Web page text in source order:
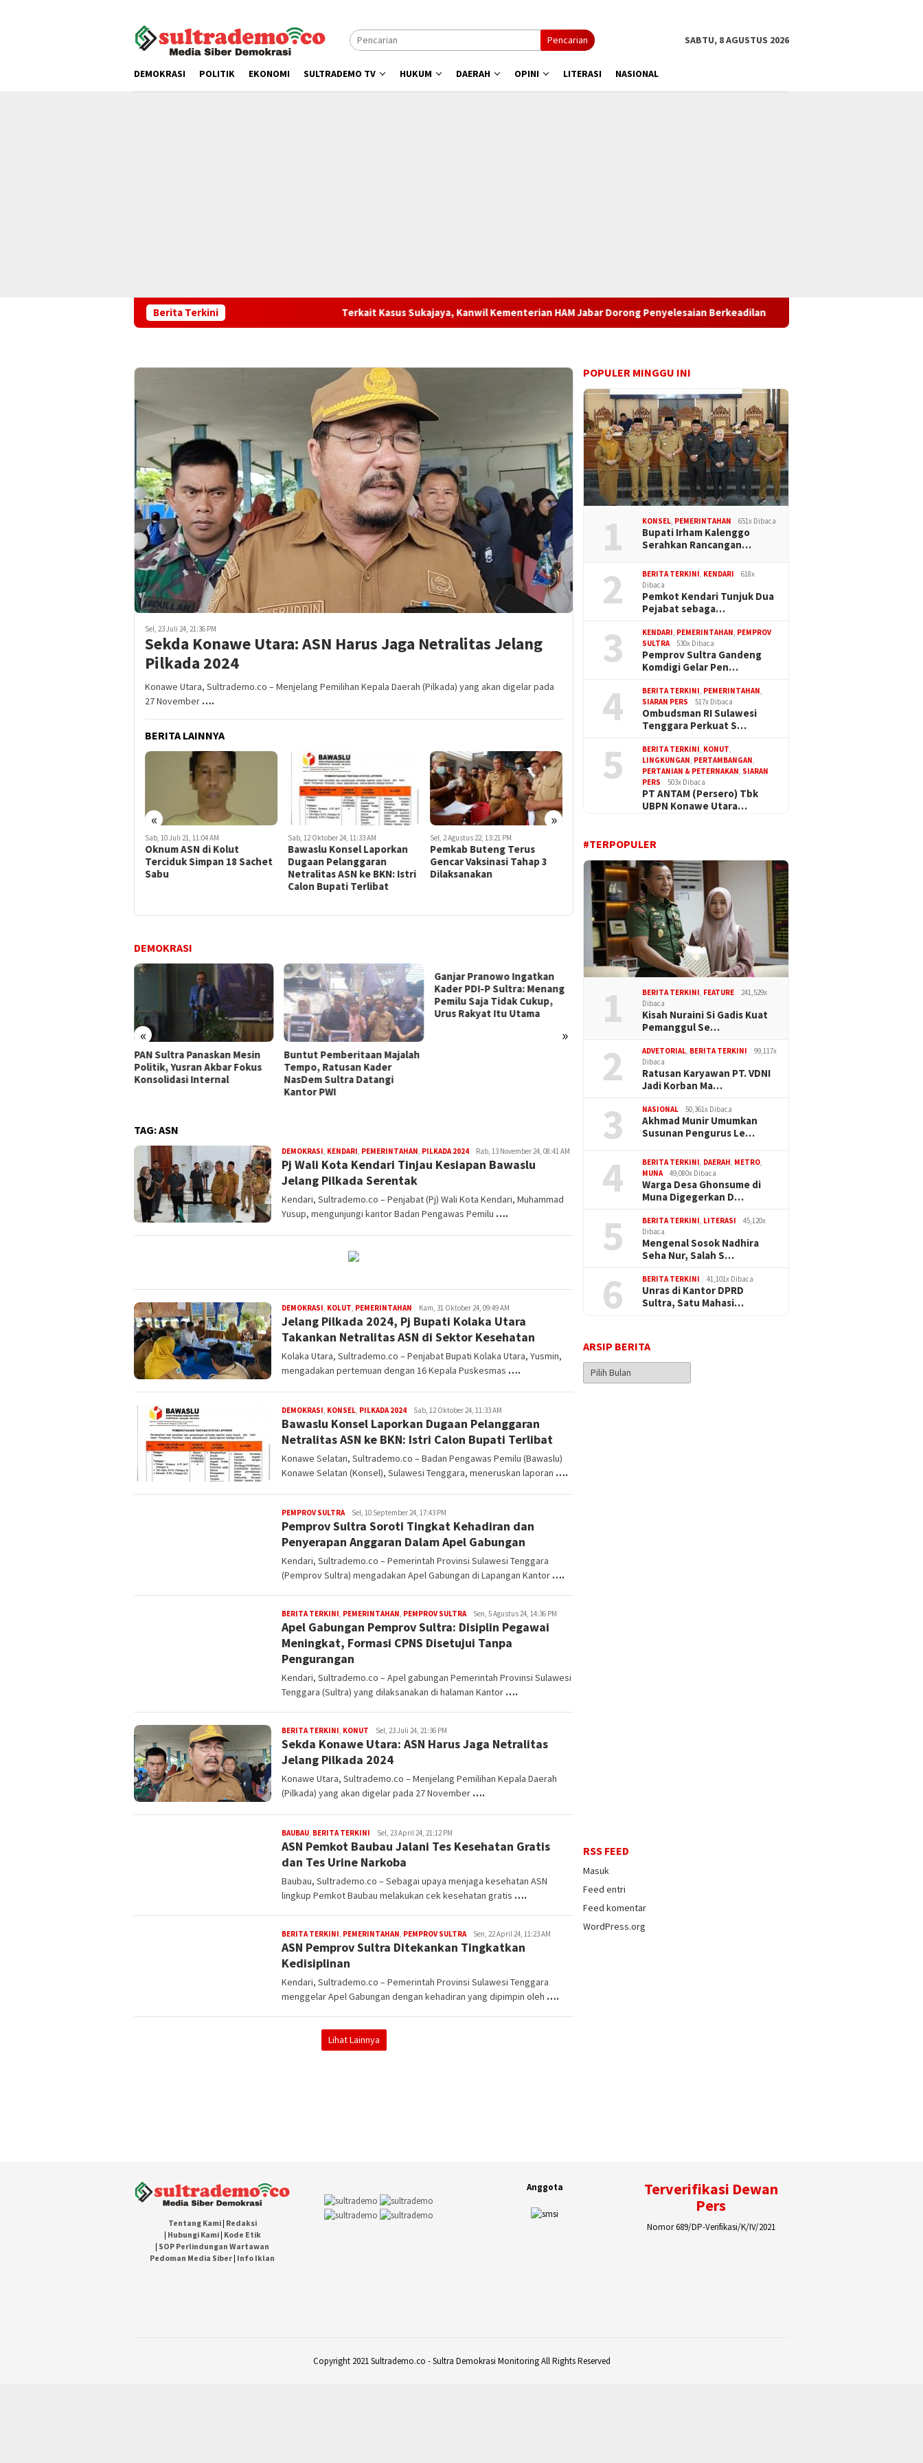
Pencarian SABTU, 8 AGUSTUS 2026
DEMOKRASI POLITIK EKONOMI SULTRADEMO TV HUKUM DAERAH OPINI LITERASI NASIONAL
Berita Terkini ‎Terkait Kasus Sukajaya, Kanwil Kementerian HAM Jabar ‎Dorong Penyelesaian Berkeadilan Master Plan RSUD Kota Kendari
Sel, 23 Juli 24, 21:36 PM
Sekda Konawe Utara: ASN Harus Jaga Netralitas Jelang
Pilkada 2024
Konawe Utara, Sultrademo.co – Menjelang Pemilihan Kepala Daerah (Pilkada) yang akan digelar pada
27 November ….
BERITA LAINNYA
« »
Sab, 10 Juli 21, 11:04 AM
Oknum ASN di Kolut
Terciduk Simpan 18 Sachet
Sabu
Sab, 12 Oktober 24, 11:33 AM
Bawaslu Konsel Laporkan
Dugaan Pelanggaran
Netralitas ASN ke BKN: Istri
Calon Bupati Terlibat
Sel, 2 Agustus 22, 13:21 PM
Pemkab Buteng Terus
Gencar Vaksinasi Tahap 3
Dilaksanakan
Ketua DPRD Sultra
Kampanyekan Istri Saat
Reses, Berikut Hasil
Penelusuran Bawaslu Kota
Kendari
Pengambilan Sumpah dan
DEMOKRASI
« »
PAN Sultra Panaskan Mesin
Politik, Yusran Akbar Fokus
Konsolidasi Internal
Buntut Pemberitaan Majalah
Tempo, Ratusan Kader
NasDem Sultra Datangi
Kantor PWI
Ganjar Pranowo Ingatkan
Kader PDI-P Sultra: Menang
Pemilu Saja Tidak Cukup,
Urus Rakyat Itu Utama
Relawan Prabowo–Gibran
Gelar Aksi Sosial di Langara,
Meriahkan HUT Konawe
Profesionalisme VS
Kedekatan
TAG:ASN
DEMOKRASI, KENDARI, PEMERINTAHAN, PILKADA 2024 Muhammad
Sulhijah
Rab, 13 November 24, 08:41 AM
Pj Wali Kota Kendari Tinjau Kesiapan Bawaslu
Jelang Pilkada Serentak
Kendari, Sultrademo.co – Penjabat (Pj) Wali Kota Kendari, Muhammad
Yusup, mengunjungi kantor Badan Pengawas Pemilu ….
DEMOKRASI, KOLUT, PEMERINTAHAN Muhammad
Sulhijah
Kam, 31 Oktober 24, 09:49 AM
Jelang Pilkada 2024, Pj Bupati Kolaka Utara
Takankan Netralitas ASN di Sektor Kesehatan
Kolaka Utara, Sultrademo.co – Penjabat Bupati Kolaka Utara, Yusmin,
mengadakan pertemuan dengan 16 Kepala Puskesmas ….
DEMOKRASI, KONSEL, PILKADA 2024 Muhammad
Sulhijah
Sab, 12 Oktober 24, 11:33 AM
Bawaslu Konsel Laporkan Dugaan Pelanggaran
Netralitas ASN ke BKN: Istri Calon Bupati Terlibat
Konawe Selatan, Sultrademo.co – Badan Pengawas Pemilu (Bawaslu)
Konawe Selatan (Konsel), Sulawesi Tenggara, meneruskan laporan ….
PEMPROV SULTRAMuhammad
Sulhijah
Sel, 10 September 24, 17:43 PM
Pemprov Sultra Soroti Tingkat Kehadiran dan
Penyerapan Anggaran Dalam Apel Gabungan
Kendari, Sultrademo.co – Pemerintah Provinsi Sulawesi Tenggara
(Pemprov Sultra) mengadakan Apel Gabungan di Lapangan Kantor ….
BERITA TERKINI, PEMERINTAHAN, PEMPROV SULTRAMuhammad
Sulhijah
Sen, 5 Agustus 24, 14:36 PM
Apel Gabungan Pemprov Sultra: Disiplin Pegawai
Meningkat, Formasi CPNS Disetujui Tanpa
Pengurangan
Kendari, Sultrademo.co – Apel gabungan Pemerintah Provinsi Sulawesi
Tenggara (Sultra) yang dilaksanakan di halaman Kantor ….
BERITA TERKINI, KONUT Muhammad
Sulhijah
Sel, 23 Juli 24, 21:36 PM
Sekda Konawe Utara: ASN Harus Jaga Netralitas
Jelang Pilkada 2024
Konawe Utara, Sultrademo.co – Menjelang Pemilihan Kepala Daerah
(Pilkada) yang akan digelar pada 27 November ….
BAUBAU, BERITA TERKINI admin
sultrademo
Sel, 23 April 24, 21:12 PM
ASN Pemkot Baubau Jalani Tes Kesehatan Gratis
dan Tes Urine Narkoba
Baubau, Sultrademo.co – Sebagai upaya menjaga kesehatan ASN
lingkup Pemkot Baubau melakukan cek kesehatan gratis ….
BERITA TERKINI, PEMERINTAHAN, PEMPROV SULTRAadmin
sultrademo
Sen, 22 April 24, 11:23 AM
ASN Pemprov Sultra Ditekankan Tingkatkan
Kedisiplinan
Kendari, Sultrademo.co – Pemerintah Provinsi Sulawesi Tenggara
menggelar Apel Gabungan dengan kehadiran yang dipimpin oleh ….
Lihat Lainnya
POPULER MINGGU INI
1 KONSEL PEMERINTAHAN 651x Dibaca
Bupati Irham Kalenggo
Serahkan Rancangan…
2 BERITA TERKINI KENDARI
618x
Dibaca
Pemkot Kendari Tunjuk Dua
Pejabat sebaga…
3 KENDARI PEMERINTAHAN PEMPROV
SULTRA
530x Dibaca
Pemprov Sultra Gandeng
Komdigi Gelar Pen…
4 BERITA TERKINI PEMERINTAHAN
SIARAN PERS
517x Dibaca
Ombudsman RI Sulawesi
Tenggara Perkuat S…
5 BERITA TERKINI KONUT
LINGKUNGAN PERTAMBANGAN
PERTANIAN & PETERNAKAN SIARAN
PERS
503x Dibaca
PT ANTAM (Persero) Tbk
UBPN Konawe Utara…
#TERPOPULER
1 BERITA TERKINI FEATURE
241,529x
Dibaca
Kisah Nuraini Si Gadis Kuat
Pemanggul Se…
2 ADVETORIAL BERITA TERKINI
99,117x
Dibaca
Ratusan Karyawan PT. VDNI
Jadi Korban Ma…
3 NASIONAL 50,361x Dibaca
Akhmad Munir Umumkan
Susunan Pengurus Le…
4 BERITA TERKINI DAERAH METRO
MUNA
49,080x Dibaca
Warga Desa Ghonsume di
Muna Digegerkan D…
5 BERITA TERKINI LITERASI
45,120x
Dibaca
Mengenal Sosok Nadhira
Seha Nur, Salah S…
6 BERITA TERKINI 41,101x Dibaca
Unras di Kantor DPRD
Sultra, Satu Mahasi…
ARSIP BERITA
Arsip
Berita
RSS FEED
Masuk
Feed entri
Feed komentar
WordPress.org
Tentang Kami| Redaksi
| Hubungi Kami| Kode Etik
| SOP Perlindungan Wartawan
Pedoman Media Siber | Info Iklan
Anggota
Terverifikasi Dewan
Pers
Nomor 689/DP-Verifikasi/K/IV/2021
Copyright 2021 Sultrademo.co - Sultra Demokrasi Monitoring All Rights Reserved